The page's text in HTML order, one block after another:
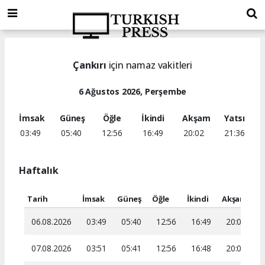
Çankırı için namaz vakitleri
6 Ağustos 2026, Perşembe
İmsak
03:49
Güneş
05:40
Öğle
12:56
İkindi
16:49
Akşam
20:02
Yatsı
21:36
Haftalık
Tarih İmsak Güneş Öğle İkindi Akşam
06.08.2026 03:49 05:40 12:56 16:49 20:02
07.08.2026 03:51 05:41 12:56 16:48 20:01